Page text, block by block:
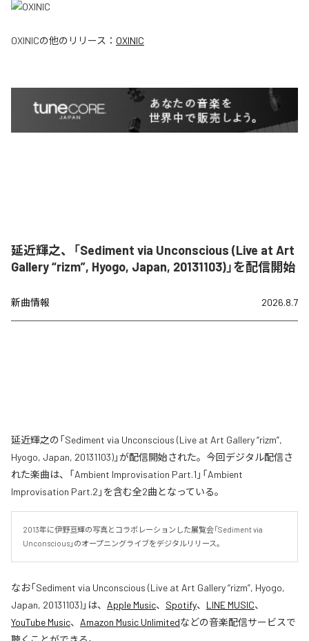
OXINICの他のリリース： OXINIC
延近輝之、「Sediment via Unconscious (Live at Art
Gallery “rizm”, Hyogo, Japan, 20131103)」を配信開始
新曲情報 2026.8.7
延近輝之の「Sediment via Unconscious (Live at Art Gallery “rizm”,
Hyogo, Japan, 20131103)」が配信開始された。今回デジタル配信さ
れた楽曲は、「Ambient Improvisation Part.1」「Ambient
Improvisation Part.2」を含む全2曲となっている。
2013年に伊野亘輝の写真とコラボレーションした展覧会「Sediment via
Unconscious」のオープニングライブをデジタルリリース。
なお「Sediment via Unconscious (Live at Art Gallery “rizm”, Hyogo,
Japan, 20131103)」は、 Apple Music、 Spotify、 LINE MUSIC、
YouTube Music、 Amazon Music Unlimitedなどの音楽配信サービスで